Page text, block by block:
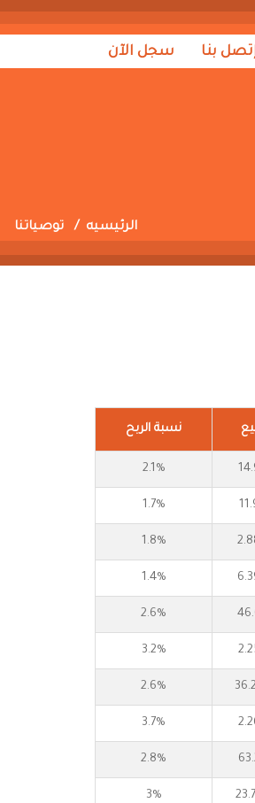
بنا سجل الآن
الرئيسيه توصياتنا
نسبة الربح
2.1%
1.7%
1.8%
1.4%
2.6%
3.2%
2.6%
3.7%
2.8%
3%